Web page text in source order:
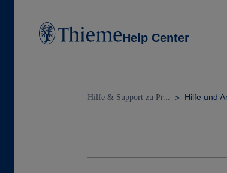
Help Center
Hilfe & Support zu Pr... Hilfe und